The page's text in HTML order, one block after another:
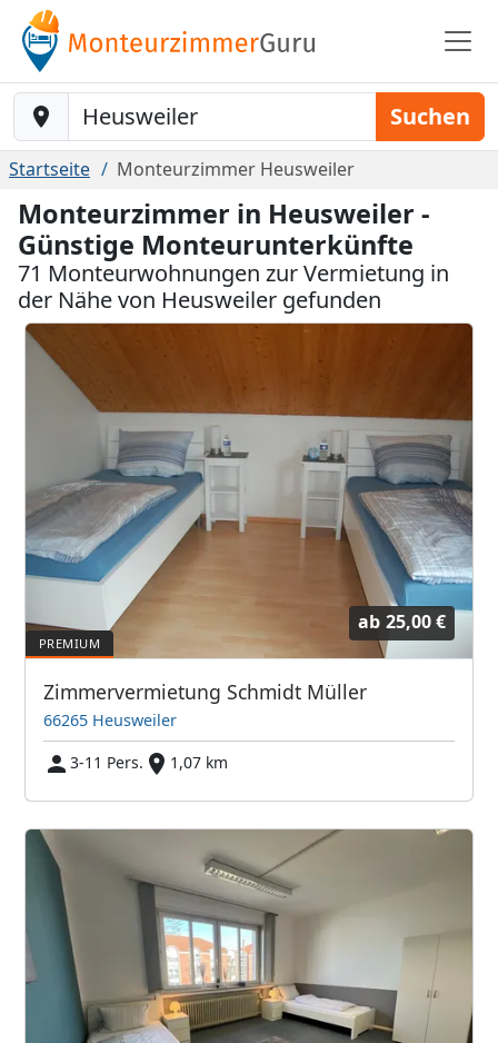
Baustelle-Location Suchen
Startseite Monteurzimmer Heusweiler
Monteurzimmer in Heusweiler -
Günstige Monteurunterkünfte
71 Monteurwohnungen zur Vermietung in
der Nähe von Heusweiler gefunden
ab 25,00 €
Zimmervermietung Schmidt Müller
66265 Heusweiler
3-11 Pers.
1,07 km